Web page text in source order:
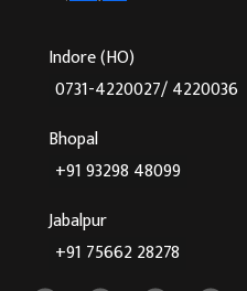
Indore (HO)
0731-4220027/ 4220036
Bhopal
+91 93298 48099
Jabalpur
+91 75662 28278